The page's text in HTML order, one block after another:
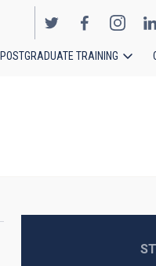
POSTGRADUATE TRAINING